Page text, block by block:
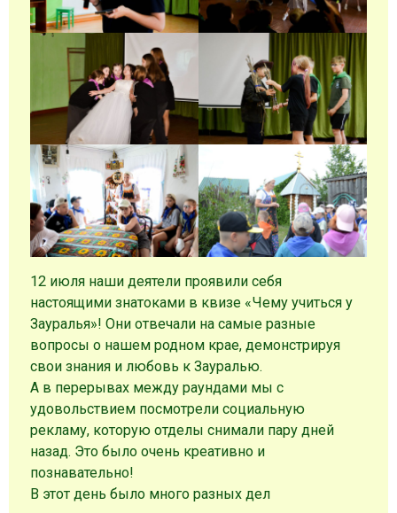
12 июля наши деятели проявили себя
настоящими знатоками в квизе «Чему учиться у
Зауралья»! Они отвечали на самые разные
вопросы о нашем родном крае, демонстрируя
свои знания и любовь к Зауралью.
А в перерывах между раундами мы с
удовольствием посмотрели социальную
рекламу, которую отделы снимали пару дней
назад. Это было очень креативно и
познавательно!
В этот день было много разных дел